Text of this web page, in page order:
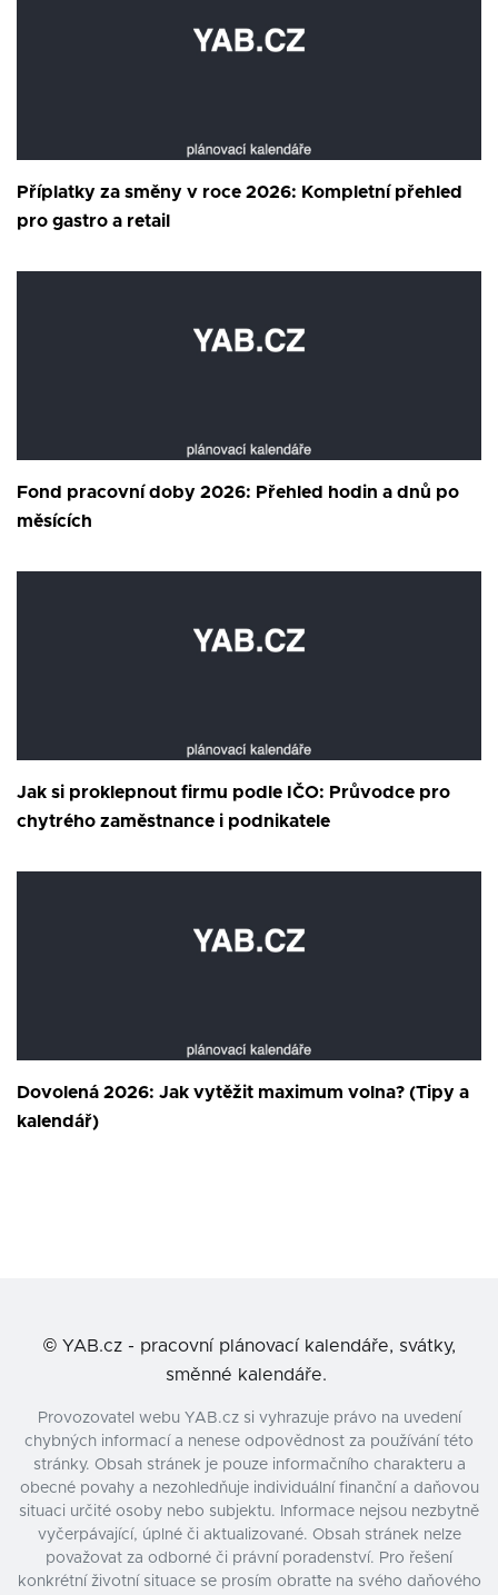
Příplatky za směny v roce 2026: Kompletní přehled
pro gastro a retail
Fond pracovní doby 2026: Přehled hodin a dnů po
měsících
Jak si proklepnout firmu podle IČO: Průvodce pro
chytrého zaměstnance i podnikatele
Dovolená 2026: Jak vytěžit maximum volna? (Tipy a
kalendář)
© YAB.cz - pracovní plánovací kalendáře, svátky,
směnné kalendáře.
Provozovatel webu YAB.cz si vyhrazuje právo na uvedení
chybných informací a nenese odpovědnost za používání této
stránky. Obsah stránek je pouze informačního charakteru a
obecné povahy a nezohledňuje individuální finanční a daňovou
situaci určité osoby nebo subjektu. Informace nejsou nezbytně
vyčerpávající, úplné či aktualizované. Obsah stránek nelze
považovat za odborné či právní poradenství. Pro řešení
konkrétní životní situace se prosím obraťte na svého daňového